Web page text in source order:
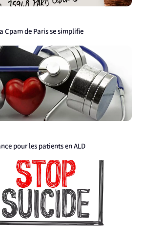
Cpam de Paris se simplifie
pour les patients en ALD